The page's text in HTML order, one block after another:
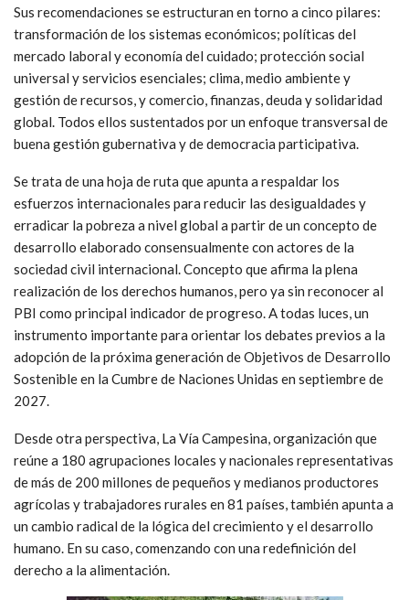
Sus recomendaciones se estructuran en torno a cinco pilares:
transformación de los sistemas económicos; políticas del
mercado laboral y economía del cuidado; protección social
universal y servicios esenciales; clima, medio ambiente y
gestión de recursos, y comercio, finanzas, deuda y solidaridad
global. Todos ellos sustentados por un enfoque transversal de
buena gestión gubernativa y de democracia participativa.
Se trata de una hoja de ruta que apunta a respaldar los
esfuerzos internacionales para reducir las desigualdades y
erradicar la pobreza a nivel global a partir de un concepto de
desarrollo elaborado consensualmente con actores de la
sociedad civil internacional. Concepto que afirma la plena
realización de los derechos humanos, pero ya sin reconocer al
PBI como principal indicador de progreso. A todas luces, un
instrumento importante para orientar los debates previos a la
adopción de la próxima generación de Objetivos de Desarrollo
Sostenible en la Cumbre de Naciones Unidas en septiembre de
2027.
Desde otra perspectiva, La Vía Campesina, organización que
reúne a 180 agrupaciones locales y nacionales representativas
de más de 200 millones de pequeños y medianos productores
agrícolas y trabajadores rurales en 81 países, también apunta a
un cambio radical de la lógica del crecimiento y el desarrollo
humano. En su caso, comenzando con una redefinición del
derecho a la alimentación.